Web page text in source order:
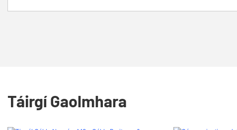
Táirgí Gaolmhara